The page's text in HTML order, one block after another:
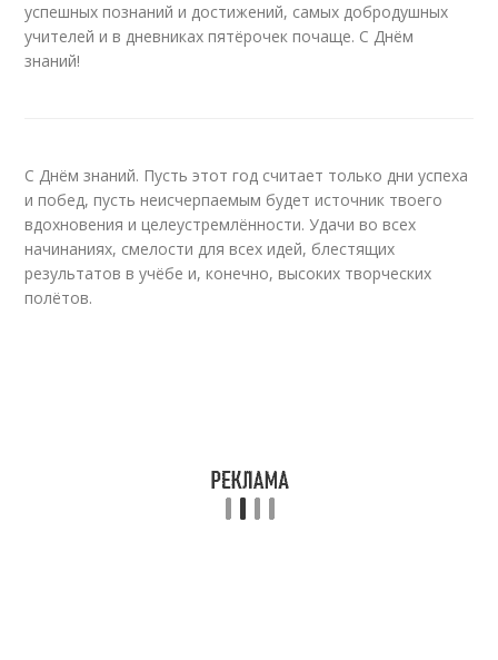
успешных познаний и достижений, самых добродушных
учителей и в дневниках пятёрочек почаще. С Днём
знаний!
С Днём знаний. Пусть этот год считает только дни успеха
и побед, пусть неисчерпаемым будет источник твоего
вдохновения и целеустремлённости. Удачи во всех
начинаниях, смелости для всех идей, блестящих
результатов в учёбе и, конечно, высоких творческих
полётов.